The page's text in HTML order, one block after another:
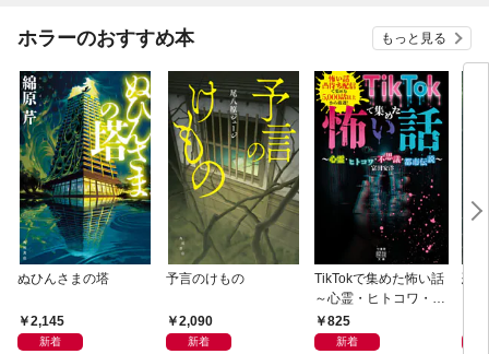
ホラーのおすすめ本 もっと見る
ぬひんさまの塔
2,145
新着
予言のけもの
2,090
新着
TikTokで集めた怖い話
～心霊・ヒトコワ・不
思議・都市伝説～
825
新着
恐